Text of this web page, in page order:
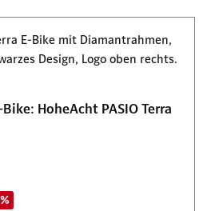
HoheAcht PASIO Terra